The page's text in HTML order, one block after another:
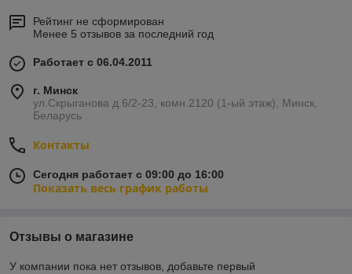
Рейтинг не сформирован
Менее 5 отзывов за последний год
Работает с 06.04.2011
г. Минск
ул.Скрыганова д.6/2-23, комн.2120 (1-ый этаж), Минск,
Беларусь
Контакты
Сегодня работает с 09:00 до 16:00
Показать весь график работы
Отзывы о магазине
У компании пока нет отзывов, добавьте первый